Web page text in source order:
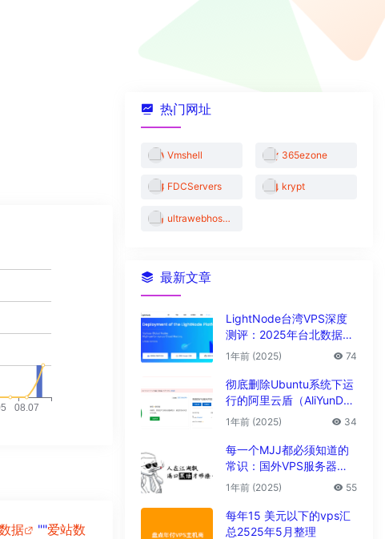
据 ""爱站数
热门网址
Vmshell 365ezone
FDCServers krypt
ultrawebhosting
最新文章
LightNode台湾VPS深度
测评：2025年台北数据中
心vps性能与解锁能力全解
1年前 (2025) 74
彻底删除Ubuntu系统下运
行的阿里云盾（AliYunDu
n/Aegis）
1年前 (2025) 34
每一个MJJ都必须知道的
常识：国外VPS服务器圈
子黑话大全
1年前 (2025) 55
每年15 美元以下的vps汇
总2525年5月整理